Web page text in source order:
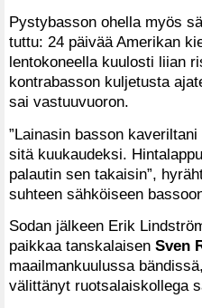
Pystybasson ohella myös
tuttu: 24 päivää Amerikan
lentokoneella kuulosti liian
kontrabasson kuljetusta
sai vastuuvuoron.
”Lainasin basson
sitä kuukaudeksi.
palautin sen takaisin”,
suhteen sähköiseen
Sodan jälkeen Erik
paikkaa tanskalaisen Sven
maailmankuulussa
välittänyt ruotsalaiskollega